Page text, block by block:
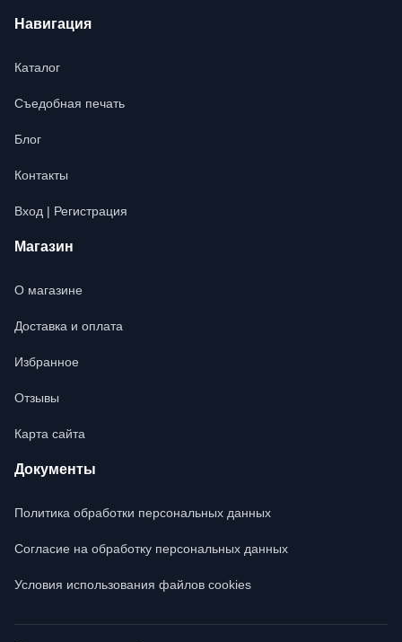
Навигация
Каталог
Съедобная печать
Блог
Контакты
Вход | Регистрация
Магазин
О магазине
Доставка и оплата
Избранное
Отзывы
Карта сайта
Документы
Политика обработки персональных данных
Согласие на обработку персональных данных
Условия использования файлов cookies